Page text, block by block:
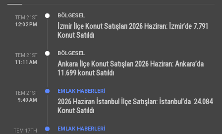
TEM 21ST
12:02 PM
BÖLGESEL
İzmir İlçe Konut Satışları 2026 Haziran: İzmir’de 7.791
Konut Satıldı
TEM 21ST
11:11 AM
BÖLGESEL
Ankara İlçe Konut Satışları 2026 Haziran: Ankara’da
11.699 konut Satıldı
TEM 21ST
9:40 AM
EMLAK HABERLERI
2026 Haziran İstanbul İlçe Satışları: İstanbul’da 24.084
Konut Satıldı
TEM 17TH
EMLAK HABERLERI